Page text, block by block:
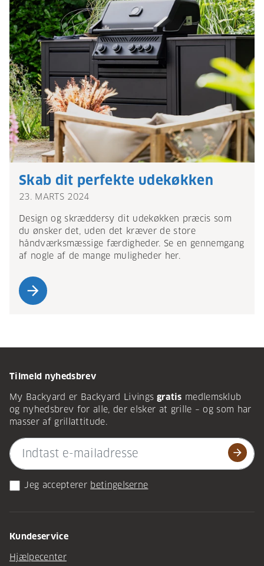
Skab dit perfekte udekøkken
23. MARTS 2024
Design og skræddersy dit udekøkken præcis som
du ønsker det, uden det kræver de store
håndværksmæssige færdigheder. Se en gennemgang
af nogle af de mange muligheder her.
arrow_forward
Tilmeld nyhedsbrev
My Backyard er Backyard Livings gratis medlemsklub
og nyhedsbrev for alle, der elsker at grille – og som har
masser af grillattitude.
arrow_forward
Jeg accepterer betingelserne
Kundeservice
Hjælpecenter